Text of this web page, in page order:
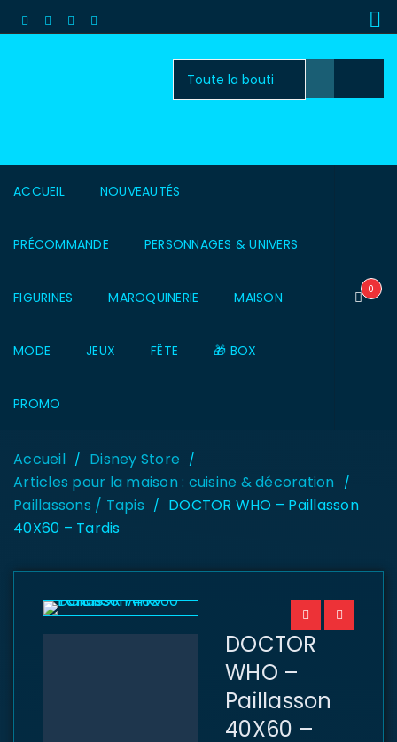
ACCUEIL NOUVEAUTÉS
PRÉCOMMANDE PERSONNAGES & UNIVERS
FIGURINES MAROQUINERIE MAISON
MODE JEUX FÊTE 🎁 BOX
PROMO
0
Accueil / Disney Store /
Articles pour la maison : cuisine & décoration /
Paillassons / Tapis / DOCTOR WHO – Paillasson
40X60 – Tardis
DOCTOR
WHO –
Paillasson
40X60 –